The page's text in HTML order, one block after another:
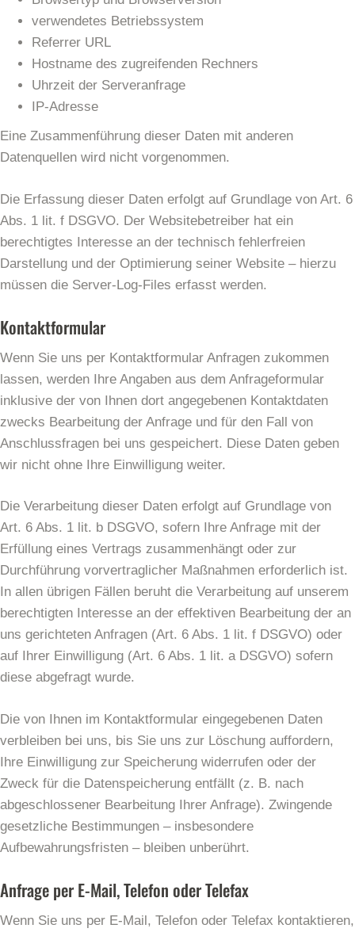
verwendetes Betriebssystem
Referrer URL
Hostname des zugreifenden Rechners
Uhrzeit der Serveranfrage
IP-Adresse
Eine Zusammenführung dieser Daten mit anderen
Datenquellen wird nicht vorgenommen.
Die Erfassung dieser Daten erfolgt auf Grundlage von Art. 6
Abs. 1 lit. f DSGVO. Der Websitebetreiber hat ein
berechtigtes Interesse an der technisch fehlerfreien
Darstellung und der Optimierung seiner Website – hierzu
müssen die Server-Log-Files erfasst werden.
Kontaktformular
Wenn Sie uns per Kontaktformular Anfragen zukommen
lassen, werden Ihre Angaben aus dem Anfrageformular
inklusive der von Ihnen dort angegebenen Kontaktdaten
zwecks Bearbeitung der Anfrage und für den Fall von
Anschlussfragen bei uns gespeichert. Diese Daten geben
wir nicht ohne Ihre Einwilligung weiter.
Die Verarbeitung dieser Daten erfolgt auf Grundlage von
Art. 6 Abs. 1 lit. b DSGVO, sofern Ihre Anfrage mit der
Erfüllung eines Vertrags zusammenhängt oder zur
Durchführung vorvertraglicher Maßnahmen erforderlich ist.
In allen übrigen Fällen beruht die Verarbeitung auf unserem
berechtigten Interesse an der effektiven Bearbeitung der an
uns gerichteten Anfragen (Art. 6 Abs. 1 lit. f DSGVO) oder
auf Ihrer Einwilligung (Art. 6 Abs. 1 lit. a DSGVO) sofern
diese abgefragt wurde.
Die von Ihnen im Kontaktformular eingegebenen Daten
verbleiben bei uns, bis Sie uns zur Löschung auffordern,
Ihre Einwilligung zur Speicherung widerrufen oder der
Zweck für die Datenspeicherung entfällt (z. B. nach
abgeschlossener Bearbeitung Ihrer Anfrage). Zwingende
gesetzliche Bestimmungen – insbesondere
Aufbewahrungsfristen – bleiben unberührt.
Anfrage per E-Mail, Telefon oder Telefax
Wenn Sie uns per E-Mail, Telefon oder Telefax kontaktieren,